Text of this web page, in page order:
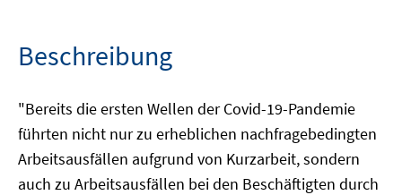
Beschreibung
"Bereits die ersten Wellen der Covid-19-Pandemie
führten nicht nur zu erheblichen nachfragebedingten
Arbeitsausfällen aufgrund von Kurzarbeit, sondern
auch zu Arbeitsausfällen bei den Beschäftigten durch